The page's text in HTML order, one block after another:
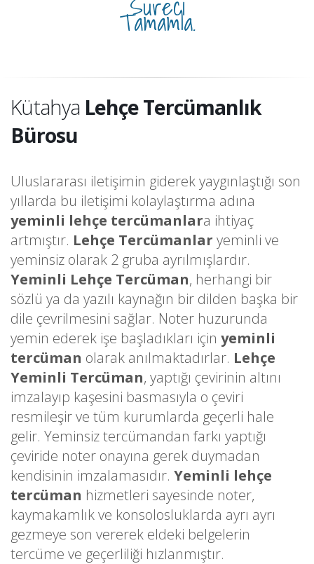
Tamamla.
Kütahya Lehçe Tercümanlık
Bürosu
Uluslararası iletişimin giderek yaygınlaştığı son
yıllarda bu iletişimi kolaylaştırma adına
yeminli lehçe tercümanlara ihtiyaç
artmıştır. Lehçe Tercümanlar yeminli ve
yeminsiz olarak 2 gruba ayrılmışlardır.
Yeminli Lehçe Tercüman, herhangi bir
sözlü ya da yazılı kaynağın bir dilden başka bir
dile çevrilmesini sağlar. Noter huzurunda
yemin ederek işe başladıkları için yeminli
tercüman olarak anılmaktadırlar. Lehçe
Yeminli Tercüman, yaptığı çevirinin altını
imzalayıp kaşesini basmasıyla o çeviri
resmileşir ve tüm kurumlarda geçerli hale
gelir. Yeminsiz tercümandan farkı yaptığı
çeviride noter onayına gerek duymadan
kendisinin imzalamasıdır. Yeminli lehçe
tercüman hizmetleri sayesinde noter,
kaymakamlık ve konsolosluklarda ayrı ayrı
gezmeye son vererek eldeki belgelerin
tercüme ve geçerliliği hızlanmıştır.